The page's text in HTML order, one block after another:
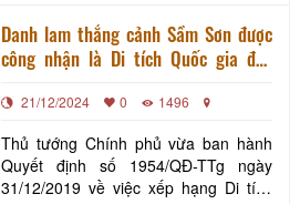
nhiều bài thơ của các bậc tao nhân
mặc khách chép đề trên vách đá tại
các hang động. Sách Đại Nam nhất
sử quán triều Nguyễn có gh
Danh lam thắng cảnh Sầm Sơn được
công nhận là Di tích Quốc gia đặc
21/12/2024 0 1496
Thủ tướng Chính phủ vừa ban hành
Quyết định số 1954/QĐ-TTg ngày
31/12/2019 về việc xếp hạng Di tích